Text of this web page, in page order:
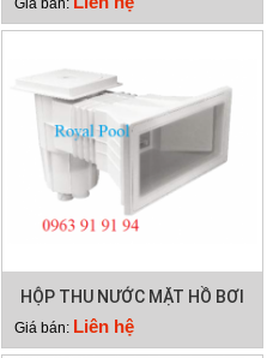
HỘP THU NƯỚC MẶT HỒ BƠI
EMAUX EM0140
Giá bán: Liên hệ